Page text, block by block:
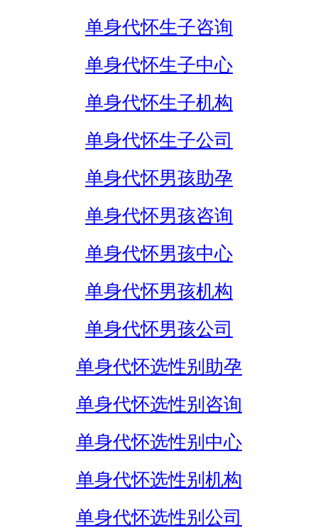
单身代怀生子咨询
单身代怀生子中心
单身代怀生子机构
单身代怀生子公司
单身代怀男孩助孕
单身代怀男孩咨询
单身代怀男孩中心
单身代怀男孩机构
单身代怀男孩公司
单身代怀选性别助孕
单身代怀选性别咨询
单身代怀选性别中心
单身代怀选性别机构
单身代怀选性别公司